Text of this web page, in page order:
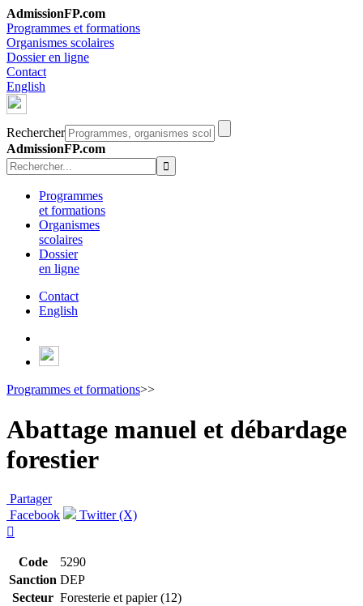
AdmissionFP.com
Programmes et formations
Organismes scolaires
Dossier en ligne
Contact
English
Rechercher
AdmissionFP.com
Programmes
et formations
Organismes
scolaires
Dossier
en ligne
Contact
English
Programmes et formations>>
Abattage manuel et débardage
forestier
Partager
Facebook
Twitter (X)

Code
5290
Sanction DEP
Secteur Foresterie et papier (12)